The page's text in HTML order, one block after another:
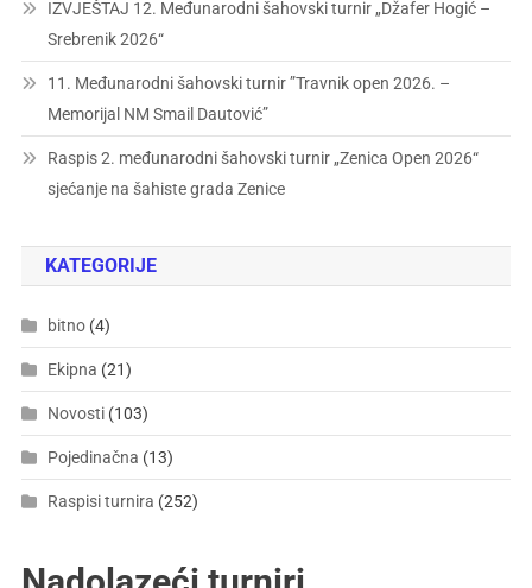
IZVJEŠTAJ 12. Međunarodni šahovski turnir „Džafer Hogić –
Srebrenik 2026“
11. Međunarodni šahovski turnir ”Travnik open 2026. –
Memorijal NM Smail Dautović”
Raspis 2. međunarodni šahovski turnir „Zenica Open 2026“
sjećanje na šahiste grada Zenice
KATEGORIJE
bitno(4)
Ekipna (21)
Novosti(103)
Pojedinačna (13)
Raspisi turnira (252)